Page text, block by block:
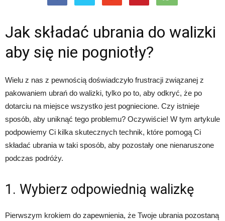
Jak składać ubrania do walizki
aby się nie pogniotły?
Wielu z nas z pewnością doświadczyło frustracji związanej z
pakowaniem ubrań do walizki, tylko po to, aby odkryć, że po
dotarciu na miejsce wszystko jest pogniecione. Czy istnieje
sposób, aby uniknąć tego problemu? Oczywiście! W tym artykule
podpowiemy Ci kilka skutecznych technik, które pomogą Ci
składać ubrania w taki sposób, aby pozostały one nienaruszone
podczas podróży.
1. Wybierz odpowiednią walizkę
Pierwszym krokiem do zapewnienia, że Twoje ubrania pozostaną